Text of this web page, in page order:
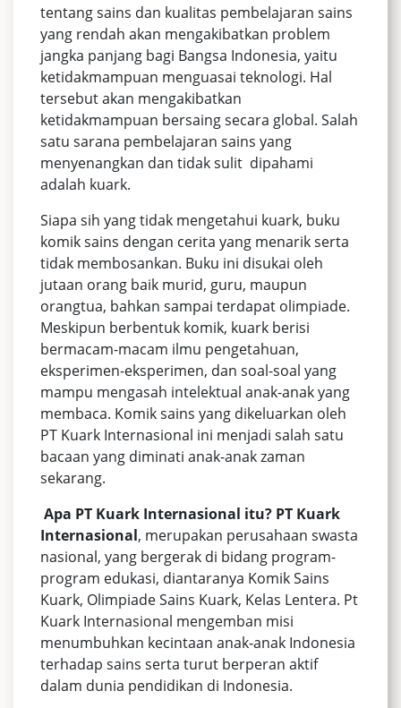
tentang sains dan kualitas pembelajaran sains
yang rendah akan mengakibatkan problem
jangka panjang bagi Bangsa Indonesia, yaitu
ketidakmampuan menguasai teknologi. Hal
tersebut akan mengakibatkan
ketidakmampuan bersaing secara global. Salah
satu sarana pembelajaran sains yang
menyenangkan dan tidak sulit dipahami
adalah kuark.
Siapa sih yang tidak mengetahui kuark, buku
komik sains dengan cerita yang menarik serta
tidak membosankan. Buku ini disukai oleh
jutaan orang baik murid, guru, maupun
orangtua, bahkan sampai terdapat olimpiade.
Meskipun berbentuk komik, kuark berisi
bermacam-macam ilmu pengetahuan,
eksperimen-eksperimen, dan soal-soal yang
mampu mengasah intelektual anak-anak yang
membaca. Komik sains yang dikeluarkan oleh
PT Kuark Internasional ini menjadi salah satu
bacaan yang diminati anak-anak zaman
sekarang.
Apa PT Kuark Internasional itu? PT Kuark
Internasional, merupakan perusahaan swasta
nasional, yang bergerak di bidang program-
program edukasi, diantaranya Komik Sains
Kuark, Olimpiade Sains Kuark, Kelas Lentera. Pt
Kuark Internasional mengemban misi
menumbuhkan kecintaan anak‐anak Indonesia
terhadap sains serta turut berperan aktif
dalam dunia pendidikan di Indonesia.